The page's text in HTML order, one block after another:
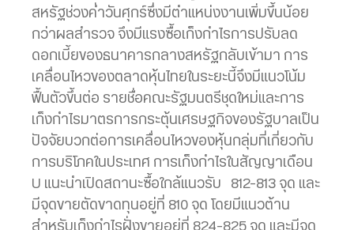
สหรัฐช่วงค่ำวันศุกร์ซึ่งมีตำแหน่งงานเพิ่มขึ้นน้อย
กว่าผลสำรวจ จึงมีแรงซื้อเก็งกำไรการปรับลด
ดอกเบี้ยของธนาคารกลางสหรัฐกลับเข้ามา การ
เคลื่อนไหวของตลาดหุ้นไทยในระยะนี้จึงมีแนวโน้ม
ฟื้นตัวขึ้นต่อ รายชื่อคณะรัฐมนตรีชุดใหม่และการ
เก็งกำไรมาตรการกระตุ้นเศรษฐกิจของรัฐบาลเป็น
ปัจจัยบวกต่อการเคลื่อนไหวของหุ้นกลุ่มที่เกี่ยวกับ
การบริโภคในประเทศ การเก็งกำไรในสัญญาเดือน
U แนะนำเปิดสถานะซื้อใกล้แนวรับ 812-813 จุด และ
มีจุดขายตัดขาดทุนอยู่ที่ 810 จุด โดยมีแนวต้าน
สำหรับเก็งกำไรฝั่งขายอยู่ที่ 824-825 จุด และมีจุด